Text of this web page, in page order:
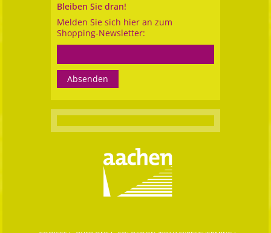
Bleiben Sie dran!
Melden Sie sich hier an zum
Shopping-Newsletter: